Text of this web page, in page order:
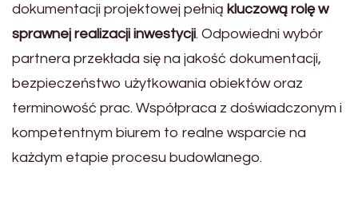
dokumentacji projektowej pełnią kluczową rolę w
sprawnej realizacji inwestycji. Odpowiedni wybór
partnera przekłada się na jakość dokumentacji,
bezpieczeństwo użytkowania obiektów oraz
terminowość prac. Współpraca z doświadczonym i
kompetentnym biurem to realne wsparcie na
każdym etapie procesu budowlanego.